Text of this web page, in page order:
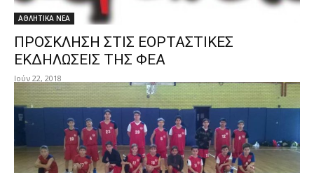
ΑΘΛΗΤΙΚΑ ΝΕΑ
ΠΡΟΣΚΛΗΣΗ ΣΤΙΣ ΕΟΡΤΑΣΤΙΚΕΣ
ΕΚΔΗΛΩΣΕΙΣ ΤΗΣ ΦΕΑ
Ιούν 22, 2018